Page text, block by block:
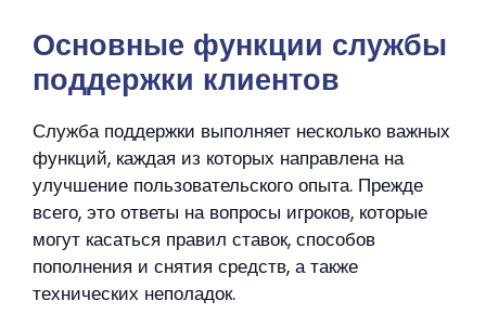
Основные функции службы
поддержки клиентов
Служба поддержки выполняет несколько важных
функций, каждая из которых направлена на
улучшение пользовательского опыта. Прежде
всего, это ответы на вопросы игроков, которые
могут касаться правил ставок, способов
пополнения и снятия средств, а также
технических неполадок.